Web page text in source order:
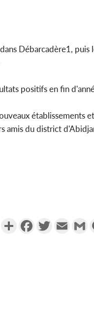
Débarcadère1, puis
positifs en fin
établissements et
amis du district
PartagerFacebookTwitterEmail